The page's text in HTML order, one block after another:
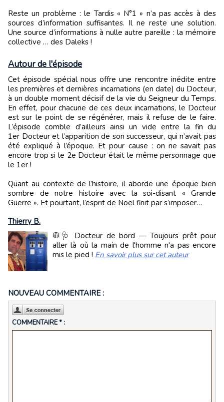
Reste un problème : le Tardis « N°1 » n’a pas accès à des
sources d’information suffisantes. Il ne reste une solution.
Une source d’informations à nulle autre pareille : la mémoire
collective … des Daleks !
Autour de l'épisode
Cet épisode spécial nous offre une rencontre inédite entre
les premières et dernières incarnations (en date) du Docteur,
à un double moment décisif de la vie du Seigneur du Temps.
En effet, pour chacune de ces deux incarnations, le Docteur
est sur le point de se régénérer, mais il refuse de le faire.
L’épisode comble d’ailleurs ainsi un vide entre la fin du
1er Docteur et l’apparition de son successeur, qui n’avait pas
été expliqué à l’époque. Et pour cause : on ne savait pas
encore trop si le 2e Docteur était le même personnage que
le 1er !
Quant au contexte de l’histoire, il aborde une époque bien
sombre de notre histoire avec la soi-disant « Grande
Guerre ». Et pourtant, l’esprit de Noël finit par s’imposer…
Thierry B.
🧥🩺 Docteur de bord — Toujours prêt pour
aller là où la main de l'homme n'a pas encore
mis le pied ! En savoir plus sur cet auteur
NOUVEAU COMMENTAIRE :
COMMENTAIRE * :